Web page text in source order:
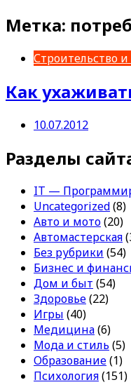
Метка:
Строительство
Как
10.07.2012
Разделы
IT —
Uncategorized(8)
Авто и мото(20)
Автомастерская
Без рубрики (54)
Бизнес и
Дом и быт (54)
Здоровье(22)
Игры (40)
Медицина(6)
Мода и стиль (5)
Образование(1)
Психология(151)